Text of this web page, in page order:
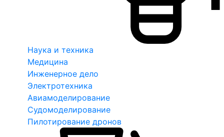
Наука и техника
Медицина
Инженерное дело
Электротехника
Авиамоделирование
Судомоделирование
Пилотирование дронов